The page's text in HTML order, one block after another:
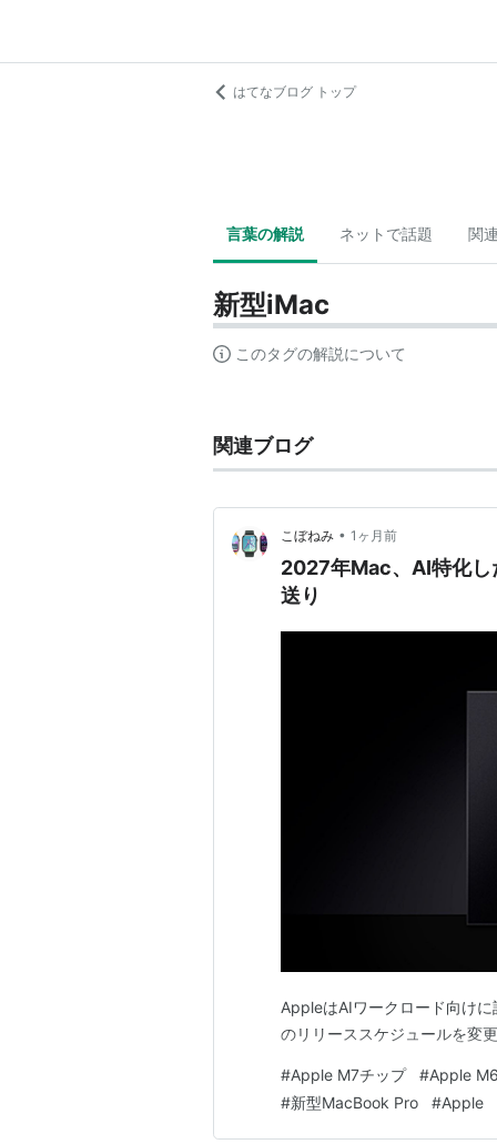
はてなブログ トップ
言葉の解説 ネットで話題 関
新型iMac
このタグの解説について
関連ブログ
こぼねみ • 1ヶ月前
2027年Mac、AI特化
送り
AppleはAIワークロード向け
のリリーススケジュールを変
#Apple M7チップ #Apple
#新型MacBook Pro #Apple